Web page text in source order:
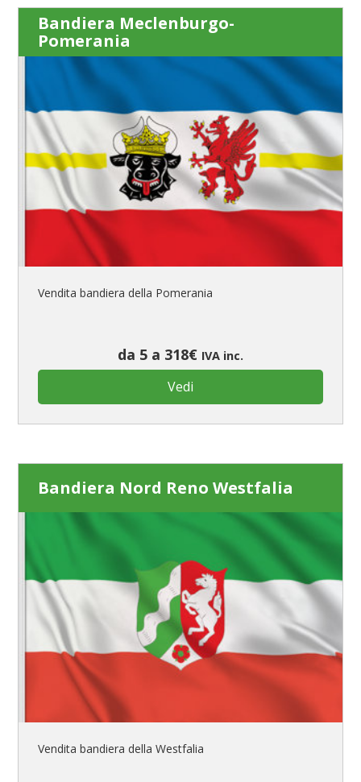
Bandiera Meclenburgo-
Pomerania
Vendita bandiera della Pomerania
da 5 a 318€ IVA inc.
Vedi
Bandiera Nord Reno Westfalia
Vendita bandiera della Westfalia